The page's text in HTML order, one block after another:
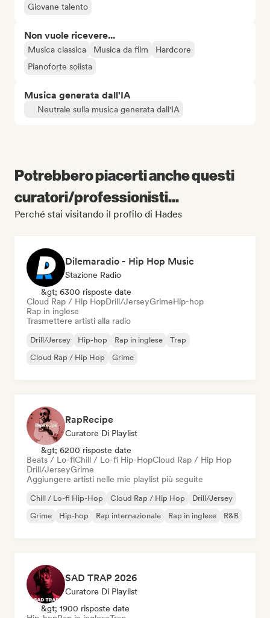
Giovane talento
Non vuole ricevere...
Musica classica Musica da film
Hardcore
Pianoforte solista
Musica generata dall'IA
Neutrale sulla musica generata dall'IA
Potrebbero piacerti anche questi
curatori/professionisti...
Perché stai visitando il profilo di Hades
Dilemaradio - Hip Hop Music
Stazione Radio
&gt; 6300 risposte date
Cloud Rap / Hip HopDrill/JerseyGrimeHip-hop
Rap in inglese
Trasmettere artisti alla radio
Drill/Jersey Hip-hop Rap in inglese
Trap
Cloud Rap / Hip Hop
Grime
RapRecipe
Curatore Di Playlist
&gt; 6200 risposte date
Beats / Lo-fiChill / Lo-fi Hip-HopCloud Rap / Hip Hop
Drill/JerseyGrime
Aggiungere artisti nelle mie playlist più seguite
Chill / Lo-fi Hip-Hop Cloud Rap / Hip Hop
Drill/Jersey
Grime
Hip-hop Rap internazionale Rap in inglese R&B
SAD TRAP 2026
Curatore Di Playlist
&gt; 1900 risposte date